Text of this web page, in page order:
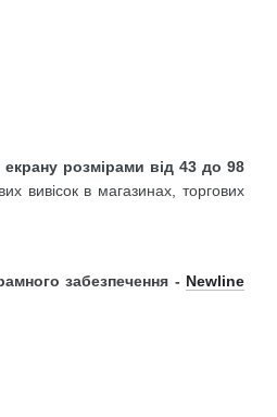
екрану розмірами від 43 до 98
вивісок в магазинах, торгових
забезпечення - Newline